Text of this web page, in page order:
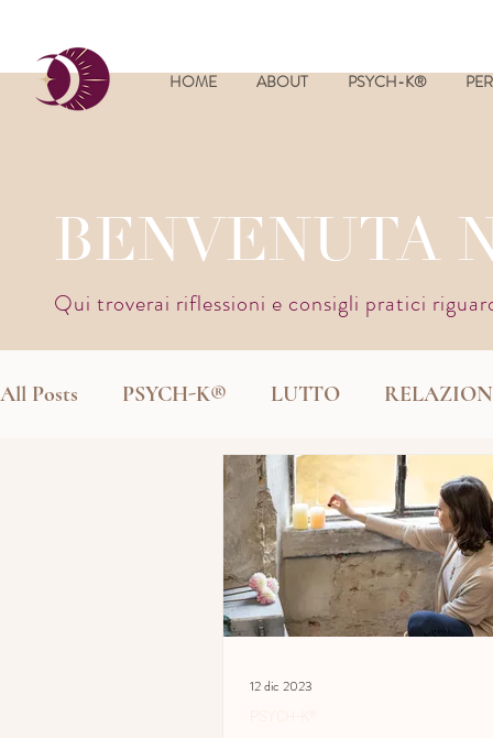
HOME ABOUT PSYCH-K®
BENVENUTA
Qui troverai riflessioni e consigli pratici
All Posts PSYCH-K® LUTTO
12 dic 2023